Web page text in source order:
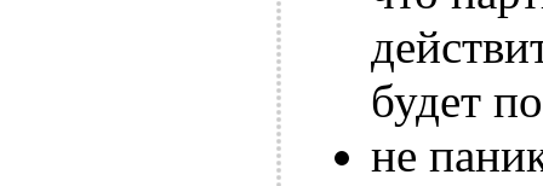
будет
не